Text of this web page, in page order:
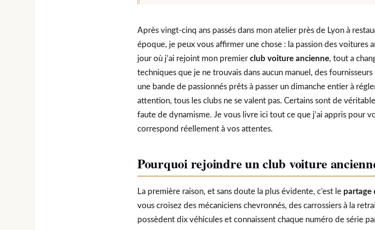
Après vingt-cinq ans passés dans mon atelier près de Lyon à
époque, je peux vous affirmer une chose : la passion des voitures
jour où j’ai rejoint mon premier club voiture ancienne, tout a
techniques que je ne trouvais dans aucun manuel, des
une bande de passionnés prêts à passer un dimanche entier à
attention, tous les clubs ne se valent pas. Certains sont de
faute de dynamisme. Je vous livre ici tout ce que j’ai appris pour
correspond réellement à vos attentes.
Pourquoi rejoindre un club voiture
La première raison, et sans doute la plus évidente, c’est le partage
vous croisez des mécaniciens chevronnés, des carrossiers à la
possèdent dix véhicules et connaissent chaque numéro de série